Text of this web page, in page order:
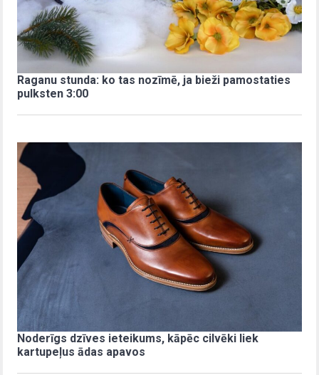
Raganu stunda: ko tas nozīmē, ja bieži pamostaties
pulksten 3:00
Noderīgs dzīves ieteikums, kāpēc cilvēki liek
kartupeļus ādas apavos